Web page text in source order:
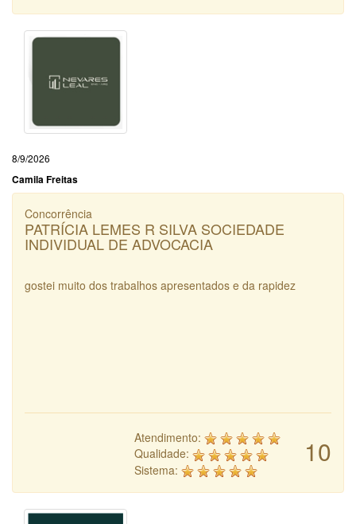
8/9/2026
Camila Freitas
Concorrência
PATRÍCIA LEMES R SILVA SOCIEDADE
INDIVIDUAL DE ADVOCACIA
gostei muito dos trabalhos apresentados e da rapidez
10
Atendimento:
Qualidade:
Sistema: